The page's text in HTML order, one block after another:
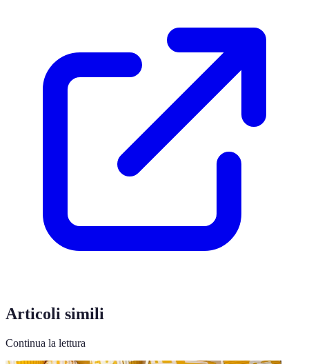
Articoli simili
Continua la lettura